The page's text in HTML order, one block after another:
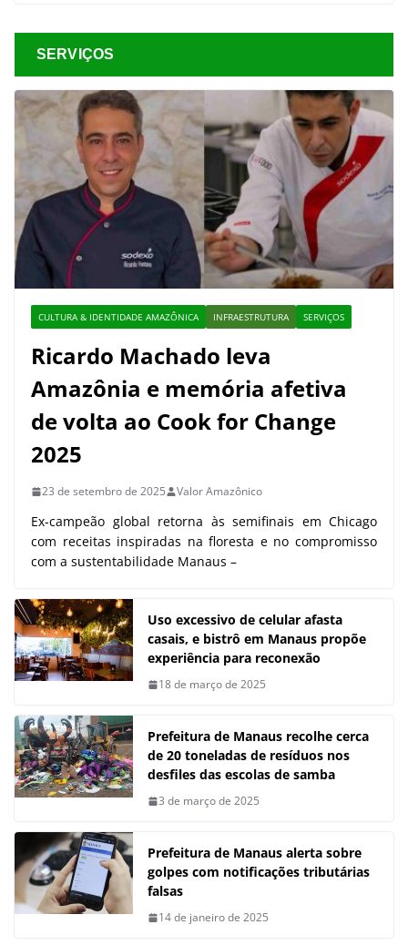
SERVIÇOS
CULTURA & IDENTIDADE AMAZÔNICA INFRAESTRUTURA SERVIÇOS
Ricardo Machado leva
Amazônia e memória afetiva
de volta ao Cook for Change
2025
23 de setembro de 2025 Valor Amazônico
Ex-campeão global retorna às semifinais em Chicago
com receitas inspiradas na floresta e no compromisso
com a sustentabilidade Manaus –
Uso excessivo de celular afasta
casais, e bistrô em Manaus propõe
experiência para reconexão
18 de março de 2025
Prefeitura de Manaus recolhe cerca
de 20 toneladas de resíduos nos
desfiles das escolas de samba
3 de março de 2025
Prefeitura de Manaus alerta sobre
golpes com notificações tributárias
falsas
14 de janeiro de 2025